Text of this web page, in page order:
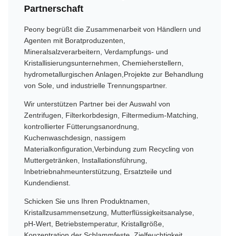
Partnerschaft
Peony begrüßt die Zusammenarbeit von Händlern und
Agenten mit Boratproduzenten,
Mineralsalzverarbeitern, Verdampfungs- und
Kristallisierungsunternehmen, Chemieherstellern,
hydrometallurgischen Anlagen,Projekte zur Behandlung
von Sole, und industrielle Trennungspartner.
Wir unterstützen Partner bei der Auswahl von
Zentrifugen, Filterkorbdesign, Filtermedium-Matching,
kontrollierter Fütterungsanordnung,
Kuchenwaschdesign, nassigem
Materialkonfiguration,Verbindung zum Recycling von
Muttergetränken, Installationsführung,
Inbetriebnahmeunterstützung, Ersatzteile und
Kundendienst.
Schicken Sie uns Ihren Produktnamen,
Kristallzusammensetzung, Mutterflüssigkeitsanalyse,
pH-Wert, Betriebstemperatur, Kristallgröße,